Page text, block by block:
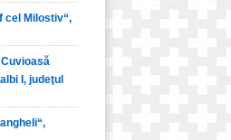
cel Milostiv“,
I, judeţul